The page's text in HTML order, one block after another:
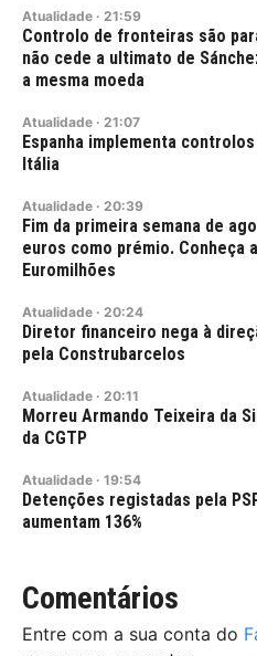
Atualidade · 21:59
Controlo de fronteiras são
não cede a ultimato de
a mesma moeda
Atualidade · 21:07
Espanha implementa
Itália
Atualidade · 20:39
Fim da primeira semana de
euros como prémio. Conheça
Euromilhões
Atualidade · 20:24
Diretor financeiro nega à
pela Construbarcelos
Atualidade · 20:11
Morreu Armando Teixeira da
da CGTP
Atualidade · 19:54
Detenções registadas pela
aumentam 136%
Comentários
Entre com a sua conta do